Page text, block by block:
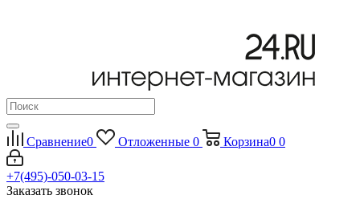
Сравнение0 Отложенные 0 Корзина0 0
+7(495)-050-03-15
Заказать звонок